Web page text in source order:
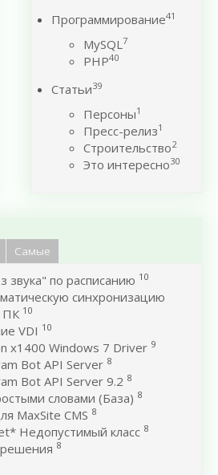
Программирование41
MySQL7
PHP40
Статьи39
Персоны1
Пресс-релиз1
Строительство2
Это интересно30
Самые
звука" по расписанию 10
синхронизацию
ПК 10
VDI 10
x1400 Windows 7 Driver 9
Bot API Server 8
Bot API Server 9.2 8
словами (База) 8
MaxSite CMS 8
Недопустимый класс 8
8